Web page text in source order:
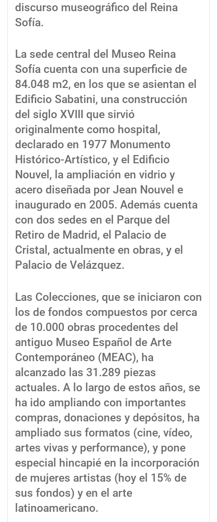
discurso museográfico del Reina
Sofía.
La sede central del Museo Reina
Sofía cuenta con una superficie de
84.048 m2, en los que se asientan el
Edificio Sabatini, una construcción
del siglo XVIII que sirvió
originalmente como hospital,
declarado en 1977 Monumento
Histórico-Artístico, y el Edificio
Nouvel, la ampliación en vidrio y
acero diseñada por Jean Nouvel e
inaugurado en 2005. Además cuenta
con dos sedes en el Parque del
Retiro de Madrid, el Palacio de
Cristal, actualmente en obras, y el
Palacio de Velázquez.
Las Colecciones, que se iniciaron con
los de fondos compuestos por cerca
de 10.000 obras procedentes del
antiguo Museo Español de Arte
Contemporáneo (MEAC), ha
alcanzado las 31.289 piezas
actuales. A lo largo de estos años, se
ha ido ampliando con importantes
compras, donaciones y depósitos, ha
ampliado sus formatos (cine, vídeo,
artes vivas y performance), y pone
especial hincapié en la incorporación
de mujeres artistas (hoy el 15% de
sus fondos) y en el arte
latinoamericano.